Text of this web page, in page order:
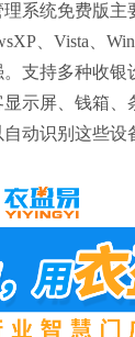
系统免费版主
、Vista、
支持多种收银
示屏、钱箱、
动识别这些设